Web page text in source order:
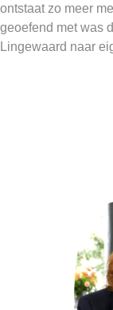
ontstaat zo meer
geoefend met was
Lingewaard naar